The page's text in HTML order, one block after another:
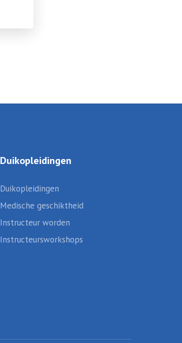
Duikopleidingen
Duikopleidingen
Medische geschiktheid
Instructeur worden
Instructeursworkshops